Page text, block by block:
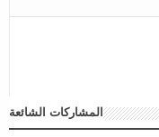
المشاركات الشائعة